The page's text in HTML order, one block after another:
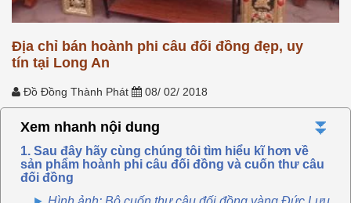
Địa chỉ bán hoành phi câu đối đồng đẹp, uy
tín tại Long An
Đồ Đồng Thành Phát 08/ 02/ 2018
Xem nhanh nội dung ⏬
1. Sau đây hãy cùng chúng tôi tìm hiểu kĩ hơn về
sản phẩm hoành phi câu đối đồng và cuốn thư câu
đối đồng